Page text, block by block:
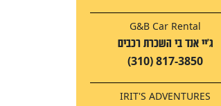
G&B Car Rental
ג'יי אנד בי השכרת רכבים
(310) 817-3850
IRIT'S ADVENTURES